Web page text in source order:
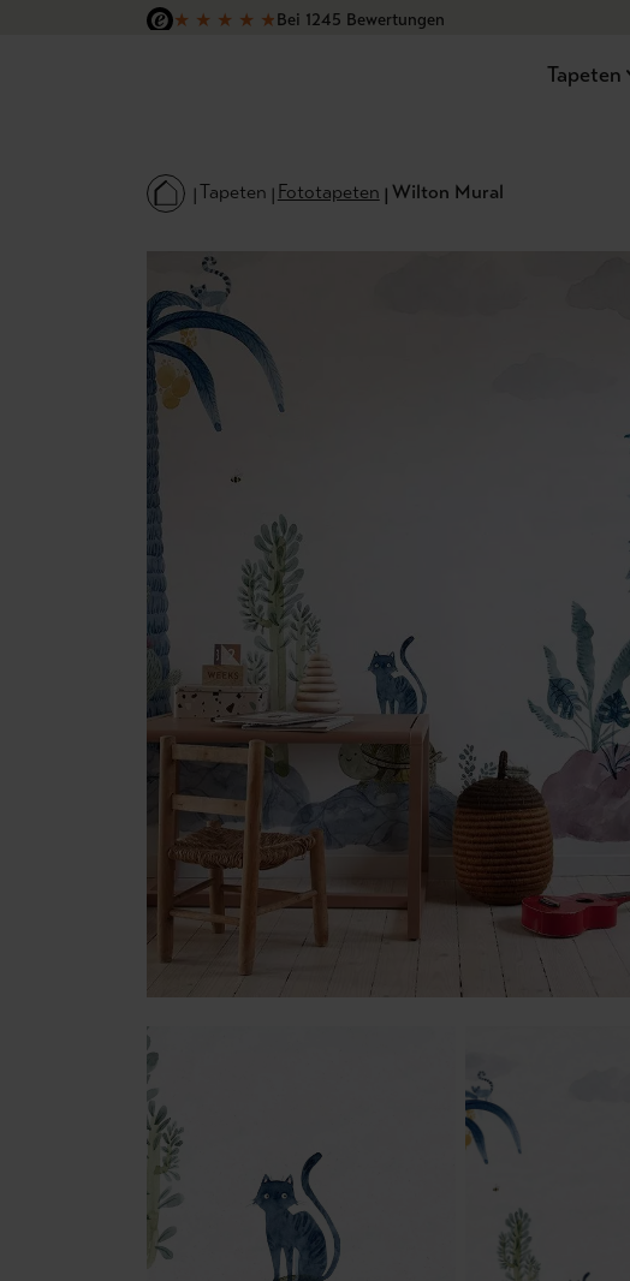
Hauptinhalt springen
Zur Suche springen
Zur Hauptnavigation springen
★ ★ ★ ★ ★Bei 1245 Bewertungen
Tapeten
Tapeten Fototapeten Wilton Mural